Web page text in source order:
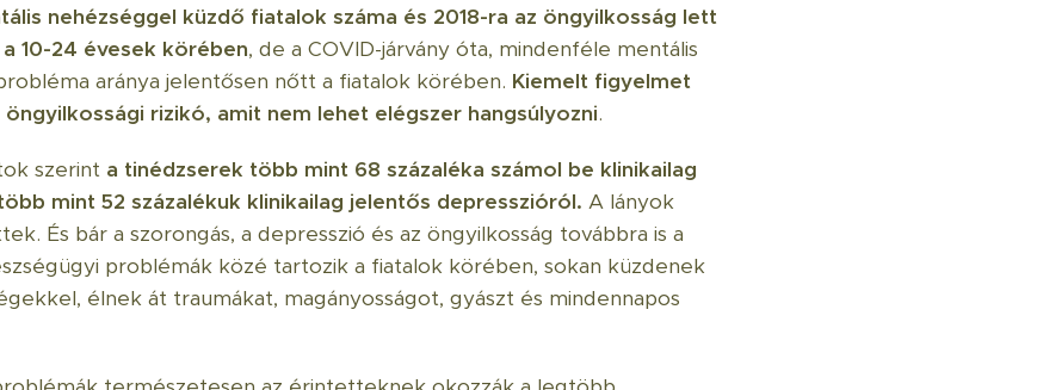
nehézséggel küzdő fiatalok száma és 2018-ra az öngyilkosság lett
10-24 évesek körében, de a COVID-járvány óta, mindenféle mentális
aránya jelentősen nőtt a fiatalok körében. Kiemelt figyelmet
rizikó, amit nem lehet elégszer hangsúlyozni.
szerint a tinédzserek több mint 68 százaléka számol be klinikailag
mint 52 százalékuk klinikailag jelentős depresszióról. A lányok
És bár a szorongás, a depresszió és az öngyilkosság továbbra is a
problémák közé tartozik a fiatalok körében, sokan küzdenek
élnek át traumákat, magányosságot, gyászt és mindennapos